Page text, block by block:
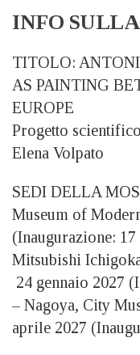
INFO
TITOLO:
AS PAINTING
EUROPE
Progetto
Elena Volpato
SEDI DELLA
Museum of
(Inaugurazione:
Mitsubishi
24 gennaio 2027
– Nagoya, City
aprile 2027